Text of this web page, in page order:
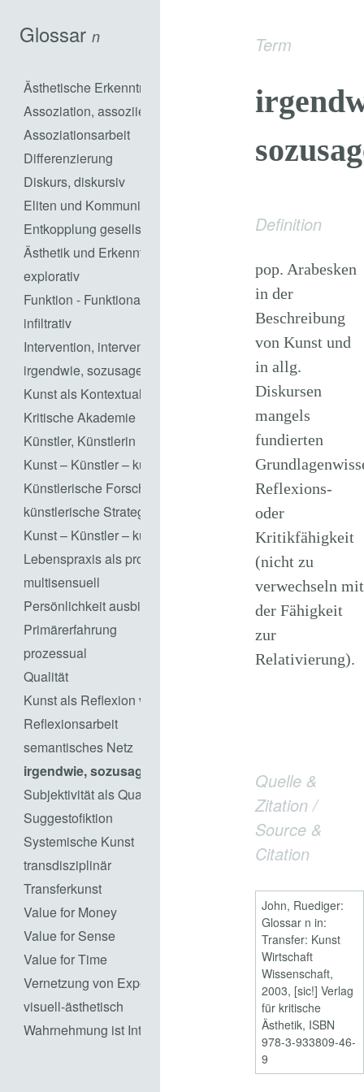
Glossar n
Ästhetische Erkenntnisarbeit
Assoziation, assoziieren
Assoziationsarbeit
Differenzierung
Diskurs, diskursiv
Eliten und Kommunikation
Entkopplung gesellschaftlicher Subsysteme
Ästhetik und Erkenntnisarbeit in praktischem Handeln
explorativ
Funktion - Funktionalisierung
infiltrativ
Intervention, interventionistisch
irgendwie, sozusagen
Kunst als Kontextualisierung von Ästhetik
Kritische Akademie
Künstler, Künstlerin
Kunst – Künstler – künstlerisch Handeln
Künstlerische Forschung
künstlerische Strategien
Kunst – Künstler – künstlerisch Handeln
Lebenspraxis als prozesshaftes Gestalten
multisensuell
Persönlichkeit ausbilden
Primärerfahrung
prozessual
Qualität
Kunst als Reflexion von Gesellschaft / Kunst als
Reflexionsarbeit
semantisches Netz
irgendwie, sozusagen
Subjektivität als Qualität
Suggestofiktion
Systemische Kunst
transdisziplinär
Transferkunst
Value for Money
Value for Sense
Value for Time
Vernetzung von Experten
visuell-ästhetisch
Wahrnehmung ist Interpretation
Term
Definition
pop. Arabesken
in der
Beschreibung
von Kunst und
in allg.
Diskursen
mangels
fundierten
Reflexions-
oder
Kritikfähigkeit
(nicht zu
verwechseln mit
der Fähigkeit
zur
Relativierung).
Quelle &
Zitation /
Source &
Citation
John, Ruediger:
Glossar n in:
Transfer: Kunst
Wirtschaft
Wissenschaft,
2003, [sic!] Verlag
für kritische
Ästhetik, ISBN
978-3-933809-46-
9